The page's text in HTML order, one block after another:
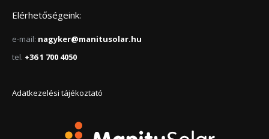
Elérhetőségeink:
e-mail: nagyker@manitusolar.hu
tel. +36 1 700 4050
Adatkezelési tájékoztató